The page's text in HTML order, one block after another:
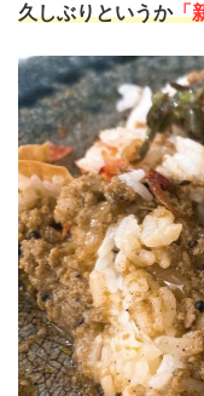
久しぶりというか「